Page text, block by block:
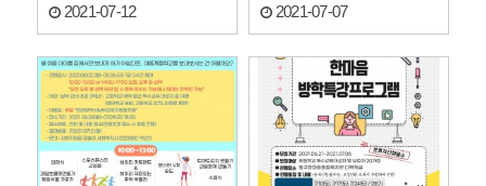
2021-07-12
2021-07-07